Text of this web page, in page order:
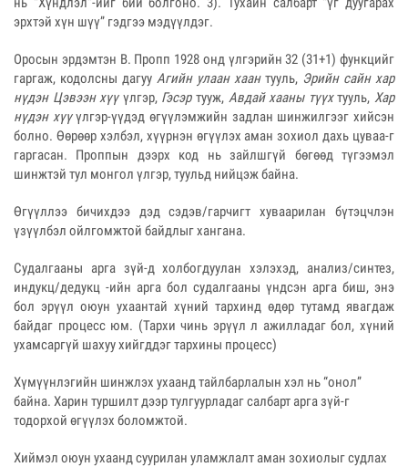
эрхтэй хүн шүү” гэдгээ мэдүүлдэг.
Оросын эрдэмтэн В. Пропп 1928 онд үлгэрийн 32 (31+1) функцийг
гаргаж, кодолсны дагуу Агийн улаан хаантууль, Эрийн сайн хар
нүдэн Цэвээн хүүүлгэр, Гэсэртууж, Авдай хааны түүхтууль, Хар
нүдэн хүүүлгэр-үүдэд өгүүлэмжийн задлан шинжилгээг хийсэн
болно. Өөрөөр хэлбэл, хүүрнэн өгүүлэх аман зохиол дахь цуваа-г
гаргасан. Проппын дээрх код нь зайлшгүй бөгөөд түгээмэл
шинжтэй тул монгол үлгэр, туульд нийцэж байна.
Өгүүллээ бичихдээ дэд сэдэв/гарчигт хуваарилан бүтэцчлэн
үзүүлбэл ойлгомжтой байдлыг хангана.
Судалгааны арга зүй-д холбогдуулан хэлэхэд, анализ/синтез,
индукц/дедукц -ийн арга бол судалгааны үндсэн арга биш, энэ
бол эрүүл оюун ухаантай хүний тархинд өдөр тутамд явагдаж
байдаг процесс юм. (Тархи чинь эрүүл л ажилладаг бол, хүний
ухамсаргүй шахуу хийгддэг тархины процесс)
Хүмүүнлэгийн шинжлэх ухаанд тайлбарлалын хэл нь “онол”
байна. Харин туршилт дээр тулгуурладаг салбарт арга зүй-г
тодорхой өгүүлэх боломжтой.
Хиймэл оюун ухаанд суурилан уламжлалт аман зохиолыг судлах